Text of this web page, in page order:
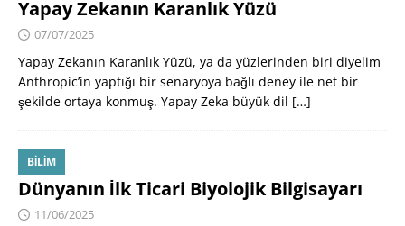
Yapay Zekanın Karanlık Yüzü
07/07/2025
Yapay Zekanın Karanlık Yüzü, ya da yüzlerinden biri diyelim
Anthropic’in yaptığı bir senaryoya bağlı deney ile net bir
şekilde ortaya konmuş. Yapay Zeka büyük dil […]
BILIM
Dünyanın İlk Ticari Biyolojik Bilgisayarı
11/06/2025